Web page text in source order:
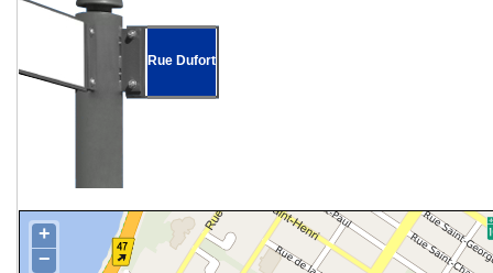
Rue Dufort
+
−